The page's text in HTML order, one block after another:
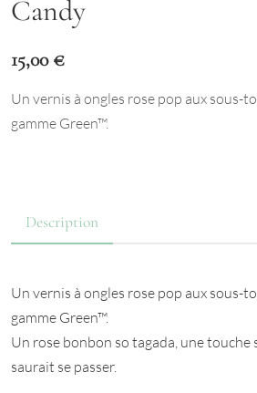
Candy
15,00€
Un vernis à ongles rose pop aux sous-
gamme Green™.
Description
Un vernis à ongles rose pop aux sous-
gamme Green™.
Un rose bonbon so tagada, une touche
saurait se passer.